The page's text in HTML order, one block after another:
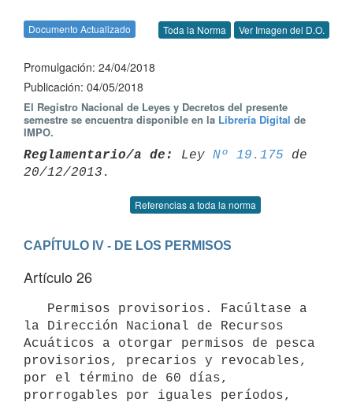
Documento Actualizado Toda la Norma Ver Imagen del D.O.
Promulgación: 24/04/2018
Publicación: 04/05/2018
El Registro Nacional de Leyes y Decretos del presente
semestre se encuentra disponible en la Librería Digital de
IMPO.
Reglamentario/a de: Ley Nº 19.175 de
Referencias a toda la norma
CAPÍTULO IV - DE LOS PERMISOS
Artículo 26
la Dirección Nacional de Recursos
Acuáticos a otorgar permisos de pesca
provisorios, precarios y revocables,
por el término de 60 días,
prorrogables por iguales períodos,